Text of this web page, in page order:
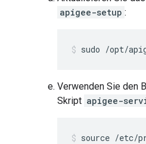
apigee-setup :
sudo /opt/
Verwenden Sie den
Skript apigee-
source /etc/